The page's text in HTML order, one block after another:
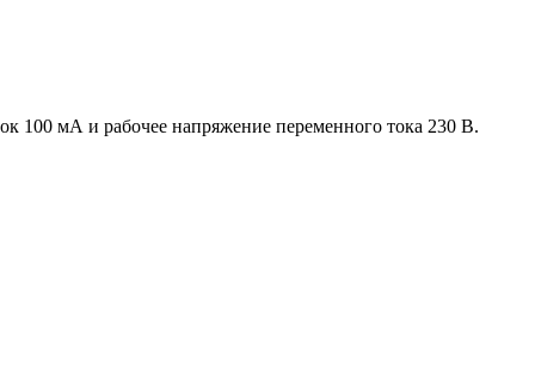
100 мА и рабочее напряжение переменного тока 230 В.